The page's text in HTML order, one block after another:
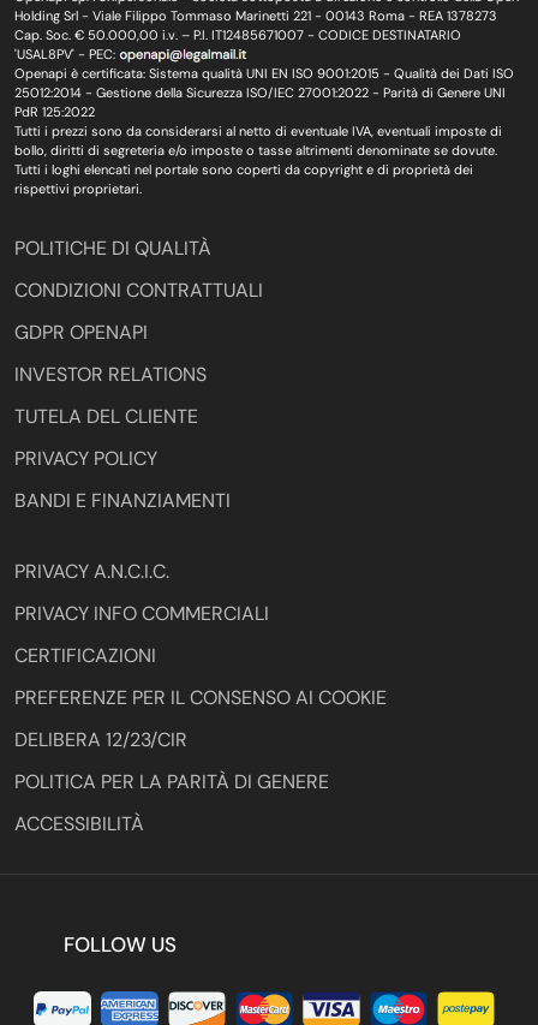
Holding Srl - Viale Filippo Tommaso Marinetti 221 - 00143 Roma - REA 1378273
Cap. Soc. € 50.000,00 i.v. – P.I. IT12485671007 - CODICE DESTINATARIO
'USAL8PV' - PEC:
Openapi è certificata: Sistema qualità UNI EN ISO 9001:2015 - Qualità dei Dati ISO
25012:2014 - Gestione della Sicurezza ISO/IEC 27001:2022 - Parità di Genere UNI
PdR 125:2022
Tutti i prezzi sono da considerarsi al netto di eventuale IVA, eventuali imposte di
bollo, diritti di segreteria e/o imposte o tasse altrimenti denominate se dovute.
Tutti i loghi elencati nel portale sono coperti da copyright e di proprietà dei
rispettivi proprietari.
POLITICHE DI QUALITÀ
CONDIZIONI CONTRATTUALI
GDPR OPENAPI
INVESTOR RELATIONS
TUTELA DEL CLIENTE
PRIVACY POLICY
BANDI E FINANZIAMENTI
PRIVACY A.N.C.I.C.
PRIVACY INFO COMMERCIALI
CERTIFICAZIONI
PREFERENZE PER IL CONSENSO AI COOKIE
DELIBERA 12/23/CIR
POLITICA PER LA PARITÀ DI GENERE
ACCESSIBILITÀ
FOLLOW US